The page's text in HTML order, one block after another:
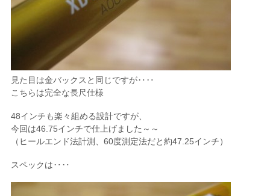
見た目は金バックスと同じですが‥‥
こちらは完全な長尺仕様
48インチも楽々組める設計ですが、
今回は46.75インチで仕上げました～～
（ヒールエンド法計測、60度測定法だと約47.25インチ）
スペックは‥‥